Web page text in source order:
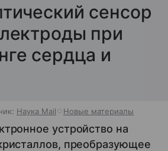
сенсор
при
сердца и
Наука Mail Новые материалы
устройство на
преобразующее